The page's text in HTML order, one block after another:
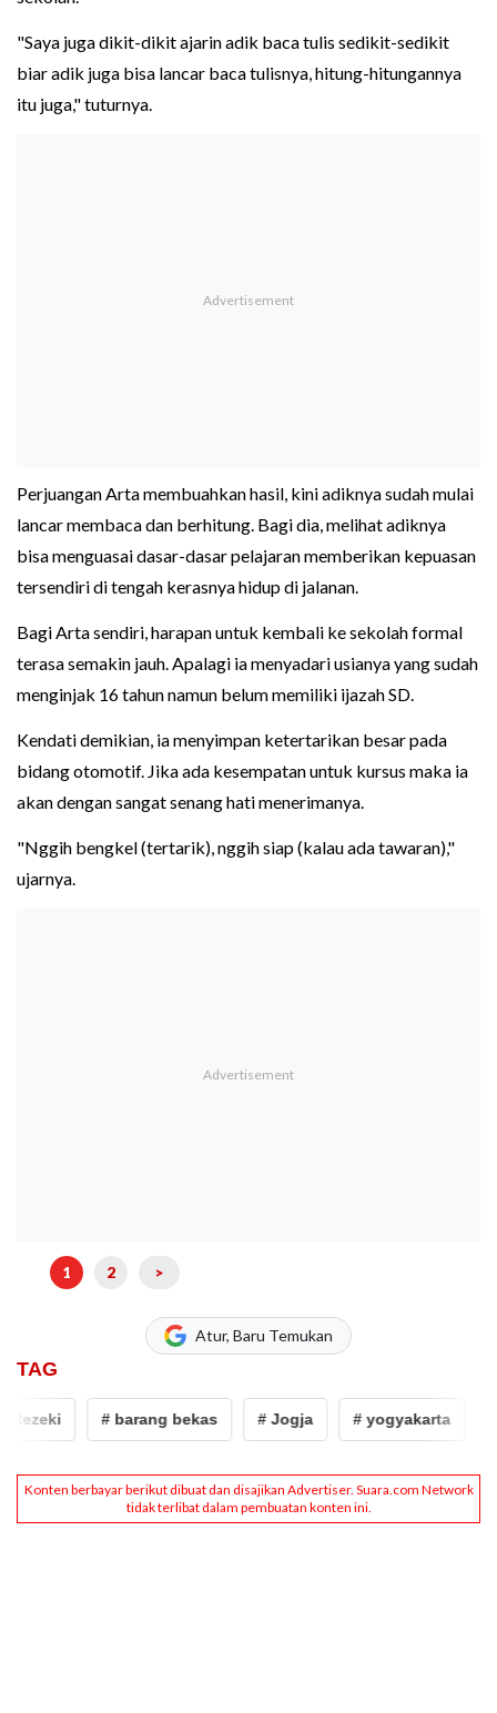
"Saya juga dikit-dikit ajarin adik baca tulis sedikit-sedikit
biar adik juga bisa lancar baca tulisnya, hitung-hitungannya
itu juga," tuturnya.
Perjuangan Arta membuahkan hasil, kini adiknya sudah mulai
lancar membaca dan berhitung. Bagi dia, melihat adiknya
bisa menguasai dasar-dasar pelajaran memberikan kepuasan
tersendiri di tengah kerasnya hidup di jalanan.
Bagi Arta sendiri, harapan untuk kembali ke sekolah formal
terasa semakin jauh. Apalagi ia menyadari usianya yang sudah
menginjak 16 tahun namun belum memiliki ijazah SD.
Kendati demikian, ia menyimpan ketertarikan besar pada
bidang otomotif. Jika ada kesempatan untuk kursus maka ia
akan dengan sangat senang hati menerimanya.
"Nggih bengkel (tertarik), nggih siap (kalau ada tawaran),"
ujarnya.
1 2 >
Atur, Baru Temukan
TAG
# barang bekas # Jogja # yogyakarta